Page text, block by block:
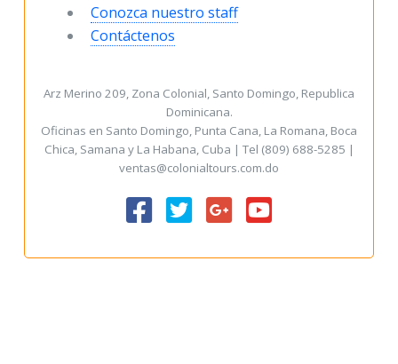
Conozca nuestro staff
Contáctenos
Arz Merino 209, Zona Colonial, Santo Domingo, Republica
Dominicana.
Oficinas en Santo Domingo, Punta Cana, La Romana, Boca
Chica, Samana y La Habana, Cuba | Tel (809) 688-5285 |
ventas@colonialtours.com.do